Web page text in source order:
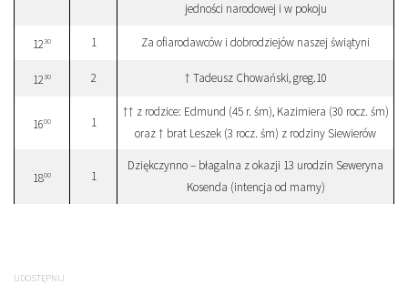
jedności narodowej i w pokoju
1230 1 Za ofiarodawców i dobrodziejów naszej świątyni
1230 2 † Tadeusz Chowański, greg.10
1600 1
†† z rodzice: Edmund (45 r. śm), Kazimiera (30 rocz. śm)
oraz † brat Leszek (3 rocz. śm) z rodziny Siewierów
1800 1
Dziękczynno – błagalna z okazji 13 urodzin Seweryna
Kosenda (intencja od mamy)
UDOSTĘPNIJ